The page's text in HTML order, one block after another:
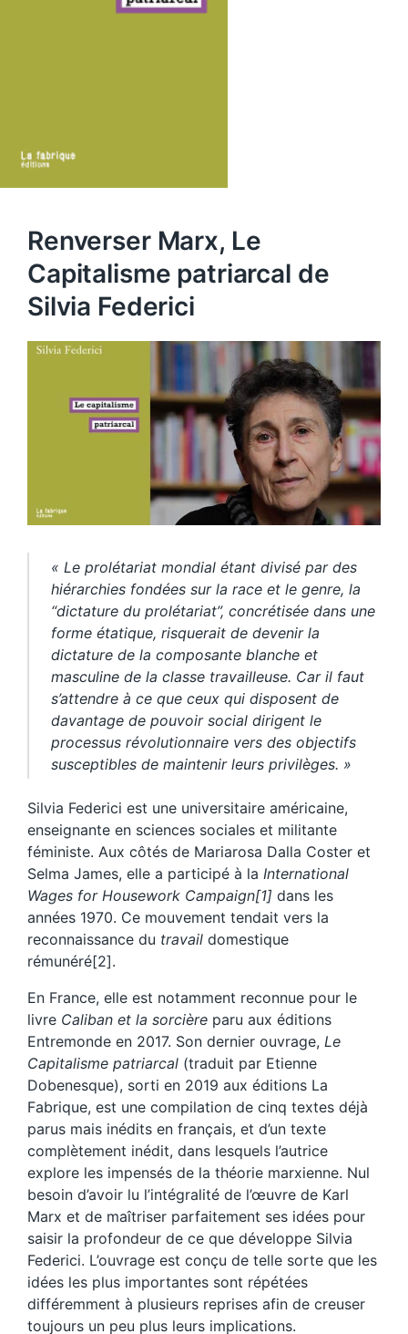
Renverser Marx, Le
Capitalisme patriarcal de
Silvia Federici
« Le prolétariat mondial étant divisé par des
hiérarchies fondées sur la race et le genre, la
“dictature du prolétariat”, concrétisée dans une
forme étatique, risquerait de devenir la
dictature de la composante blanche et
masculine de la classe travailleuse. Car il faut
s’attendre à ce que ceux qui disposent de
davantage de pouvoir social dirigent le
processus révolutionnaire vers des objectifs
susceptibles de maintenir leurs privilèges. »
Silvia Federici est une universitaire américaine,
enseignante en sciences sociales et militante
féministe. Aux côtés de Mariarosa Dalla Coster et
Selma James, elle a participé à la International
Wages for Housework Campaign[1] dans les
années 1970. Ce mouvement tendait vers la
reconnaissance du travail domestique
rémunéré[2].
En France, elle est notamment reconnue pour le
livre Caliban et la sorcière paru aux éditions
Entremonde en 2017. Son dernier ouvrage, Le
Capitalisme patriarcal (traduit par Etienne
Dobenesque), sorti en 2019 aux éditions La
Fabrique, est une compilation de cinq textes déjà
parus mais inédits en français, et d’un texte
complètement inédit, dans lesquels l’autrice
explore les impensés de la théorie marxienne. Nul
besoin d’avoir lu l’intégralité de l’œuvre de Karl
Marx et de maîtriser parfaitement ses idées pour
saisir la profondeur de ce que développe Silvia
Federici. L’ouvrage est conçu de telle sorte que les
idées les plus importantes sont répétées
différemment à plusieurs reprises afin de creuser
toujours un peu plus leurs implications.